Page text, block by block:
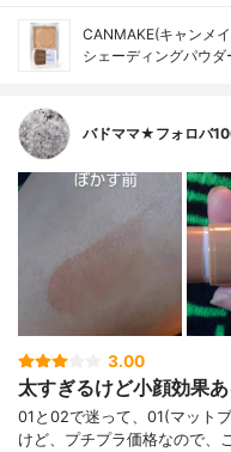
CANMAKE(キャンメ
シェーディングパウダ
バドママ★フォロバ
3.00
太すぎるけど小顔効果あ
01と02で迷って、01(マット
けど、プチプラ価格なので、